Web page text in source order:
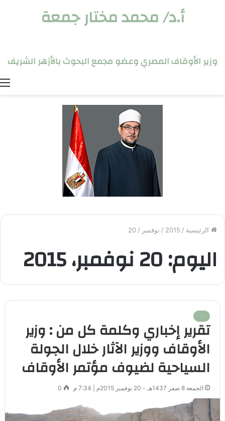
أ.د/ محمد مختار جمعة
وزير الأوقاف المصري وعضو مجمع البحوث بالأزهر الشريف
الرئيسية /
2015
/ نوفمبر /
20
اليوم:20 نوفمبر، 2015
:
تقرير إخباري وكلمة كل من : وزير
الأوقاف ووزير الآثار خلال الجولة
السياحية لضيوف مؤتمر الأوقاف
الجمعة 8 صفر 1437هـ - 20 نوفمبر 2015م | 7:34 م 0